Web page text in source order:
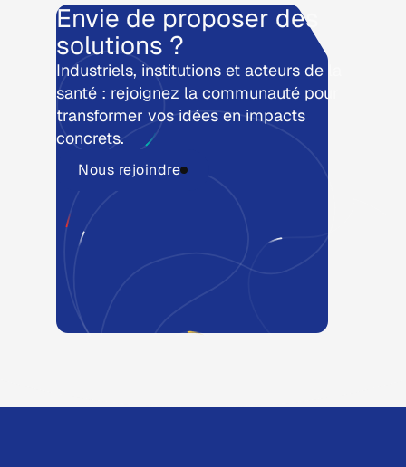
Envie de proposer des
solutions ?
Industriels, institutions et acteurs de la
santé : rejoignez la communauté pour
transformer vos idées en impacts
concrets.
Nous rejoindre